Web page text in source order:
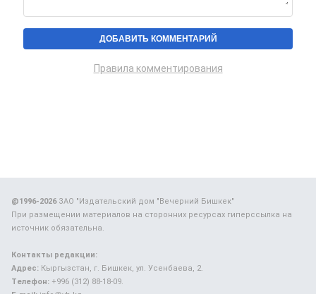
Правила комментирования
@1996-2026ЗАО "Издательский дом "Вечерний Бишкек"
При размещении материалов на сторонних ресурсах гиперссылка на
источник обязательна.
Контакты редакции:
Адрес: Кыргызстан, г. Бишкек, ул. Усенбаева, 2.
Телефон: +996 (312) 88-18-09.